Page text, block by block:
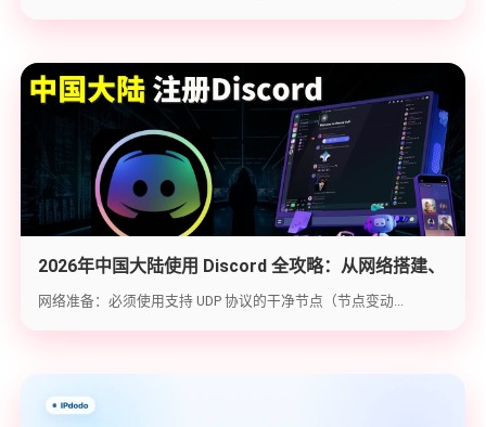
2026年中国大陆使用 Discord 全攻略：从网络搭建、
账号注册到防封避坑
网络准备：必须使用支持 UDP 协议的干净节点（节点变动...